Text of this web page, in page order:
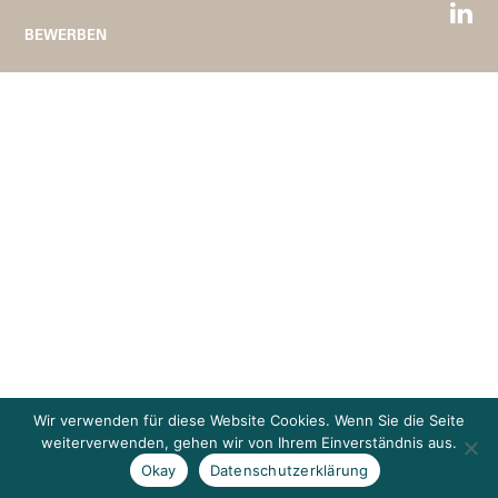
BEWERBEN
Wir verwenden für diese Website Cookies. Wenn Sie die Seite
weiterverwenden, gehen wir von Ihrem Einverständnis aus.
Okay
Datenschutzerklärung